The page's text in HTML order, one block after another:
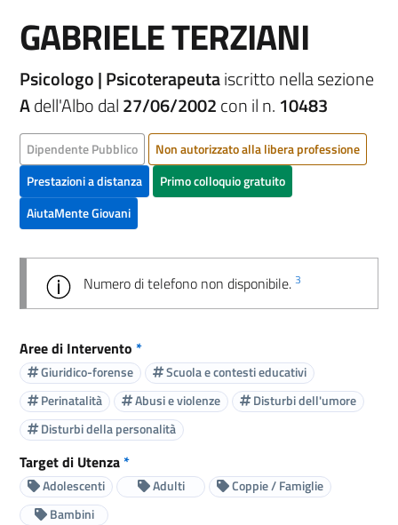
GABRIELE TERZIANI
Psicologo | Psicoterapeutaiscritto nella sezione
Adell'Albo dal27/06/2002con il n. 10483
Dipendente Pubblico
Non autorizzato alla libera professione
Prestazioni a distanza
Primo colloquio gratuito
AiutaMente Giovani
Numero di telefono non disponibile. 3
Aree di Intervento *
Giuridico-forense
Scuola e contesti educativi
Perinatalità
Abusi e violenze
Disturbi dell'umore
Disturbi della personalità
Target di Utenza*
Adolescenti Adulti
Coppie / Famiglie
Bambini